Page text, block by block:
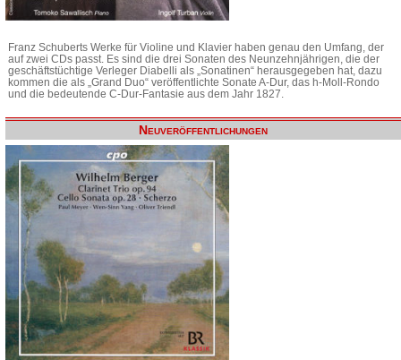
Franz Schuberts Werke für Violine und Klavier haben genau den Umfang, der
auf zwei CDs passt. Es sind die drei Sonaten des Neunzehnjährigen, die der
geschäftstüchtige Verleger Diabelli als „Sonatinen“ herausgegeben hat, dazu
kommen die als „Grand Duo“ veröffentlichte Sonate A-Dur, das h-Moll-Rondo
und die bedeutende C-Dur-Fantasie aus dem Jahr 1827.
Neuveröffentlichungen